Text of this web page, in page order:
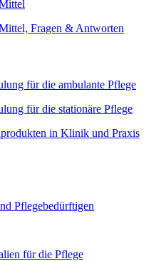
Fragen & Antworten
für die ambulante Pflege
für die stationäre Pflege
in Klinik und Praxis
Pflegebedürftigen
für die Pflege